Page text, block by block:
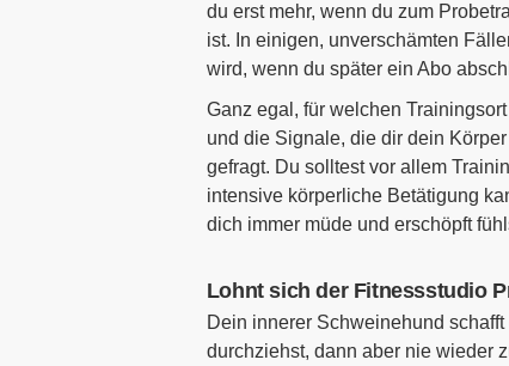
du erst mehr, wenn du zum
ist. In einigen, unverschämten
wird, wenn du später ein Abo
Ganz egal, für welchen
und die Signale, die dir dein
gefragt. Du solltest vor allem
intensive körperliche Betätigung
dich immer müde und erschöpft
Lohnt sich der Fitnessstudio
Dein innerer Schweinehund
durchziehst, dann aber nie wieder